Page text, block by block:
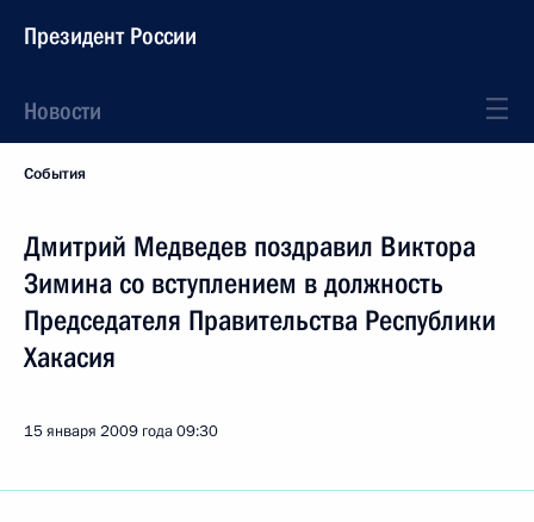
Президент России
Новости
События
Дмитрий Медведев поздравил Виктора
Зимина со вступлением в должность
Председателя Правительства Республики
Хакасия
15 января 2009 года09:30